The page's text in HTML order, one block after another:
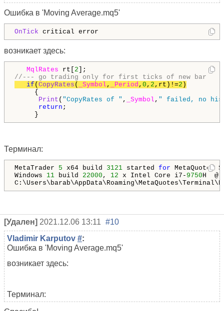
Ошибка в 'Moving Average.mq5'
OnTick
возникает здесь:
MqlRates rt[ 2
//--- go trading only for first ticks of new bar
if (CopyRates ( _Symbol , _Period , 0 , 2 ,rt)!=2 )
{
Print ( "CopyRates of " , _Symbol , " failed, no
return ;
}
Терминал:
MetaTrader 5 x64 build 3121 started for MetaQuotes
Windows 11 build 22000 , 12 x Intel Core i7- 9750H  @
[Удален] 2021.12.06 13:11 #10
Vladimir Karputov #:
Ошибка в 'Moving Average.mq5'
возникает здесь:
Терминал: